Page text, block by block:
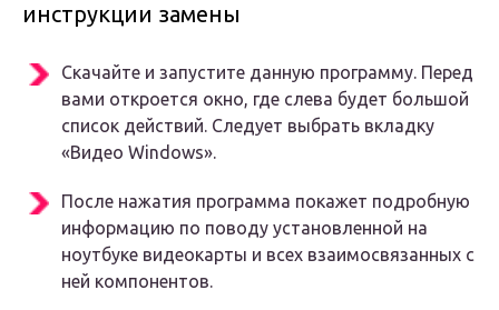
инструкции замены
Скачайте и запустите данную программу. Перед
вами откроется окно, где слева будет большой
список действий. Следует выбрать вкладку
«Видео Windows».
После нажатия программа покажет подробную
информацию по поводу установленной на
ноутбуке видеокарты и всех взаимосвязанных с
ней компонентов.